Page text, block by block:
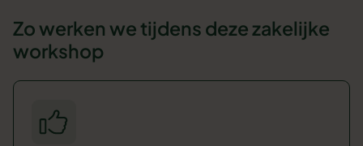
Zo werken we tijdens deze zakelijke
workshop